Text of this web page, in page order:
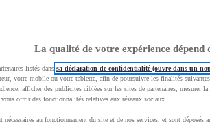
La qualité de votre expérience dépend
listés dans sa déclaration de confidentialité (ouvre dans un
votre mobile ou votre tablette, afin de poursuivre les finalités
afficher des publicités ciblées sur les sites de partenaires, mesurer
offrir des fonctionnalités relatives aux réseaux sociaux.
nécessaires au fonctionnement du site et de nos services, et sont déposés